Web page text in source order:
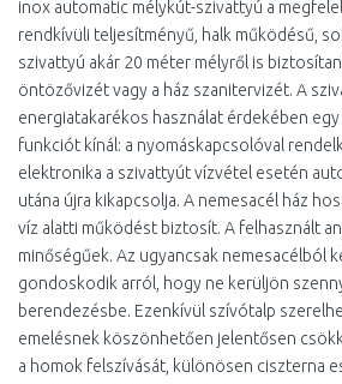
inox automatic mélykút-szivattyú a
rendkívüli teljesítményű, halk működésű,
szivattyú akár 20 méter mélyről is
öntözővizét vagy a ház szanitervizét. A
energiatakarékos használat érdekében
funkciót kínál: a nyomáskapcsolóval
elektronika a szivattyút vízvétel esetén
utána újra kikapcsolja. A nemesacél ház
víz alatti működést biztosít. A felhasznált
minőségűek. Az ugyancsak nemesacélból
gondoskodik arról, hogy ne kerüljön
berendezésbe. Ezenkívül szívótalp
emelésnek köszönhetően jelentősen
a homok felszívását, különösen ciszterna